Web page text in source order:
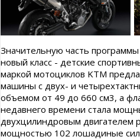
Значительную часть
новый класс - детские
маркой мотоциклов KTM
машины с двух- и
объемом от 49 до 660 см3, а
недавнего времени стала
двухцилиндровым двигателем
мощностью 102 лошадиные